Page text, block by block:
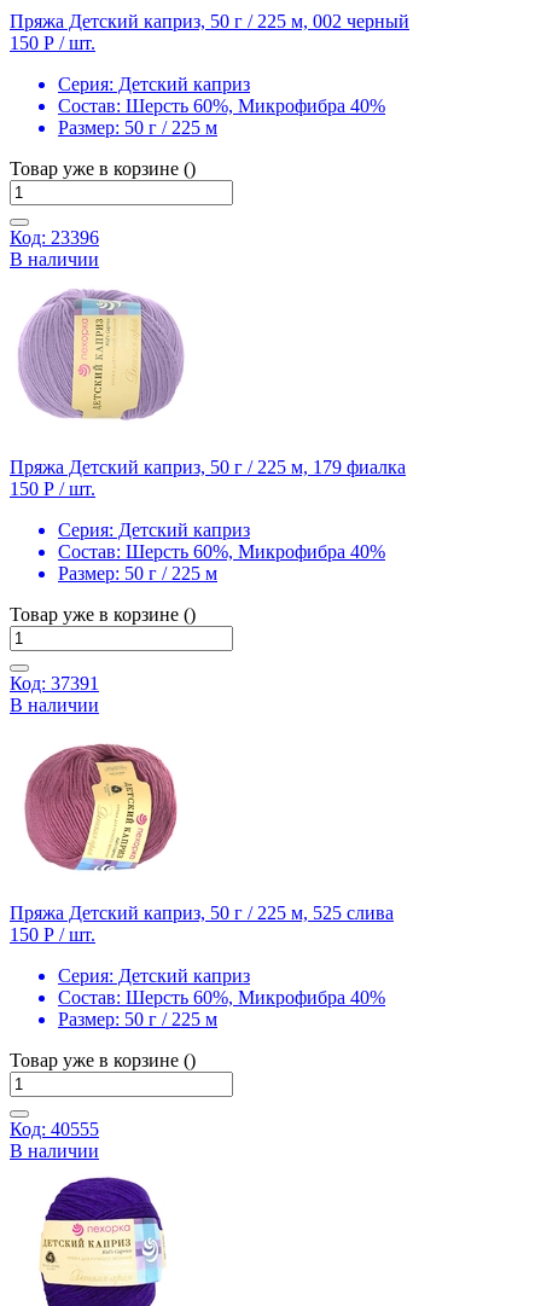
Пряжа Детский каприз, 50 г / 225 м, 002 черный
150 Р / шт.
Серия: Детский каприз
Состав: Шерсть 60%, Микрофибра 40%
Размер: 50 г / 225 м
Товар уже в корзине ()
Код: 23396
В наличии
Пряжа Детский каприз, 50 г / 225 м, 179 фиалка
150 Р / шт.
Серия: Детский каприз
Состав: Шерсть 60%, Микрофибра 40%
Размер: 50 г / 225 м
Товар уже в корзине ()
Код: 37391
В наличии
Пряжа Детский каприз, 50 г / 225 м, 525 слива
150 Р / шт.
Серия: Детский каприз
Состав: Шерсть 60%, Микрофибра 40%
Размер: 50 г / 225 м
Товар уже в корзине ()
Код: 40555
В наличии